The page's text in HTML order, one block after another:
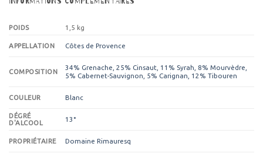
POIDS 1,5 kg
APPELLATION Côtes de Provence
COMPOSITION
34% Grenache, 25% Cinsaut, 11% Syrah, 8% Mourvèdre,
5% Cabernet-Sauvignon, 5% Carignan, 12% Tibouren
COULEUR Blanc
DÉGRÉ
D'ALCOOL
13°
PROPRIÉTAIRE Domaine Rimauresq